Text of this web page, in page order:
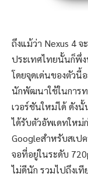
ถึงแม้ว่า Nexus 4
ประเทศไทยนั้นก็พึ่ง
โดยจุดเด่นของตัวนี้
นักพัฒนาใช้ในการ
เวอร์ชันใหม่ได้ ดังนั้
ได้รับตัวอัพเดทใหม่
Googleสำหรับสเป
จอที่อยู่ในระดับ
ไม่ดีนัก รวมไปถึงเ